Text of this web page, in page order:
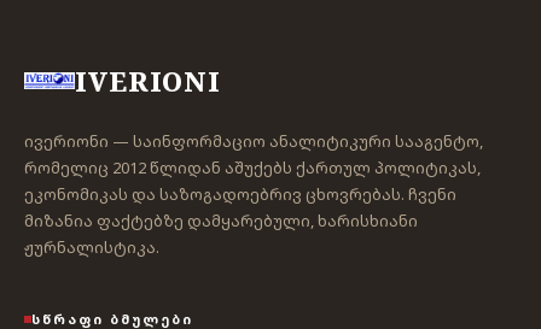
IVERIONI
ივერიონი — საინფორმაციო ანალიტიკური სააგენტო,
რომელიც 2012 წლიდან აშუქებს ქართულ პოლიტიკას,
ეკონომიკას და საზოგადოებრივ ცხოვრებას. ჩვენი
მიზანია ფაქტებზე დამყარებული, ხარისხიანი
ჟურნალისტიკა.
ᲡᲬᲠᲐᲤᲘ ᲑᲛᲣᲚᲔᲑᲘ